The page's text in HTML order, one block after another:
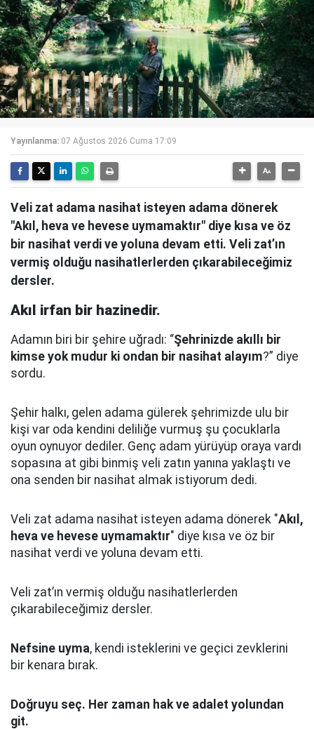
Yayınlanma: 07 Ağustos 2026 Cuma 17:09
Veli zat adama nasihat isteyen adama dönerek
"Akıl, heva ve hevese uymamaktır" diye kısa ve öz
bir nasihat verdi ve yoluna devam etti. Veli zat’ın
vermiş olduğu nasihatlerlerden çıkarabileceğimiz
dersler.
Akıl irfan bir hazinedir.
Adamın biri bir şehire uğradı: “Şehrinizde akıllı bir
kimse yok mudur ki ondan bir nasihat alayım?” diye
sordu.
Şehir halkı, gelen adama gülerek şehrimizde ulu bir
kişi var oda kendini deliliğe vurmuş şu çocuklarla
oyun oynuyor dediler. Genç adam yürüyüp oraya vardı
sopasına at gibi binmiş veli zatın yanına yaklaştı ve
ona senden bir nasihat almak istiyorum dedi.
Veli zat adama nasihat isteyen adama dönerek "Akıl,
heva ve hevese uymamaktır" diye kısa ve öz bir
nasihat verdi ve yoluna devam etti.
Veli zat’ın vermiş olduğu nasihatlerlerden
çıkarabileceğimiz dersler.
Nefsine uyma, kendi isteklerini ve geçici zevklerini
bir kenara bırak.
Doğruyu seç. Her zaman hak ve adalet yolundan
git.